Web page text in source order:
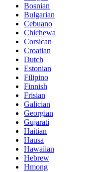
Bosnian
Bulgarian
Cebuano
Chichewa
Corsican
Croatian
Dutch
Estonian
Filipino
Finnish
Frisian
Galician
Georgian
Gujarati
Haitian
Hausa
Hawaiian
Hebrew
Hmong